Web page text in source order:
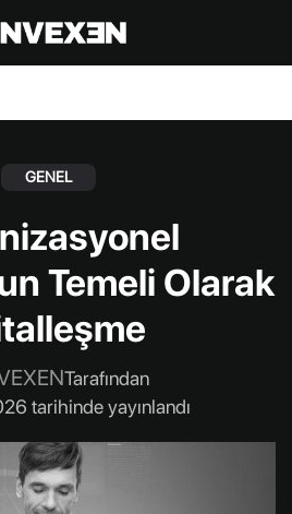
GENEL
Temeli Olarak
Tarafından
tarihinde yayınlandı